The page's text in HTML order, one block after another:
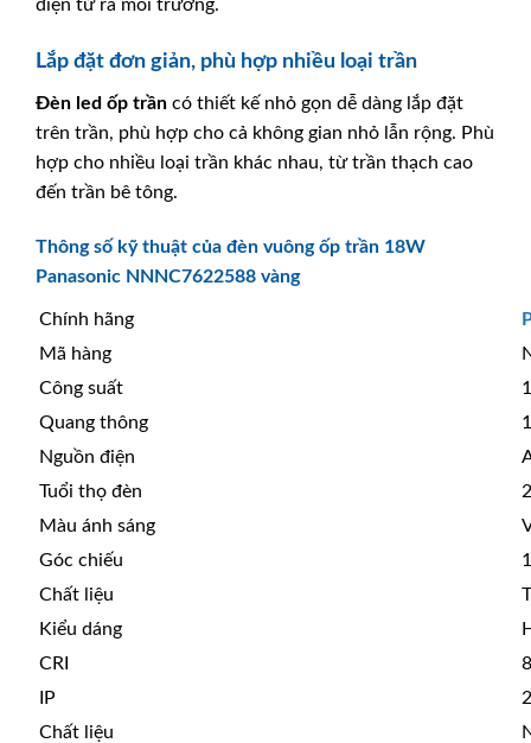
điện tử ra môi trường.
Lắp đặt đơn giản, phù hợp nhiều loại trần
Đèn led ốp trần có thiết kế nhỏ gọn dễ dàng lắp đặt
trên trần, phù hợp cho cả không gian nhỏ lẫn rộng. Phù
hợp cho nhiều loại trần khác nhau, từ trần thạch cao
đến trần bê tông.
Thông số kỹ thuật của đèn vuông ốp trần 18W
Panasonic NNNC7622588 vàng
Chính hãng
Mã hàng
Công suất
Quang thông
Nguồn điện
Tuổi thọ đèn
Màu ánh sáng
Góc chiếu
Chất liệu
Kiểu dáng
CRI
IP
Chất liệu